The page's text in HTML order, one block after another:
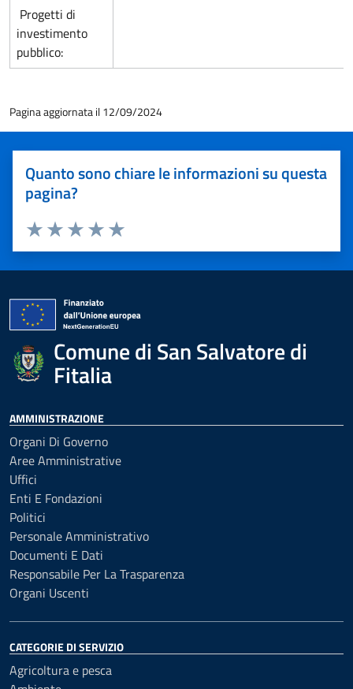
Progetti di
investimento
pubblico:
Pagina aggiornata il 12/09/2024
Quanto sono chiare le informazioni su questa
pagina?
Valuta 5 stelle su 5
Valuta 4 stelle su 5
Valuta 3 stelle su 5
Valuta 2 stelle su 5
Valuta 1 stelle su 5
Comune di San Salvatore di
Fitalia
AMMINISTRAZIONE
Organi Di Governo
Aree Amministrative
Uffici
Enti E Fondazioni
Politici
Personale Amministrativo
Documenti E Dati
Responsabile Per La Trasparenza
Organi Uscenti
CATEGORIE DI SERVIZIO
Agricoltura e pesca